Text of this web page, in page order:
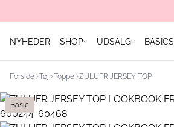
NYHEDER SHOP UDSALG BASICS
Forside Tøj Toppe ZULUFR JERSEY TOP
Basic